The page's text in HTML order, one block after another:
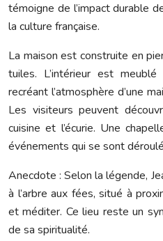
témoigne de l’impact durable
la culture française.
La maison est construite en
tuiles. L’intérieur est
recréant l’atmosphère d’une
Les visiteurs peuvent
cuisine et l’écurie. Une
événements qui se sont
Anecdote : Selon la légende,
à l’arbre aux fées, situé à
et méditer. Ce lieu reste un
de sa spiritualité.